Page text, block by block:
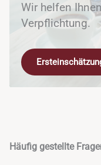
Wir helfen
Verpflichtung.
Häufig gestellte